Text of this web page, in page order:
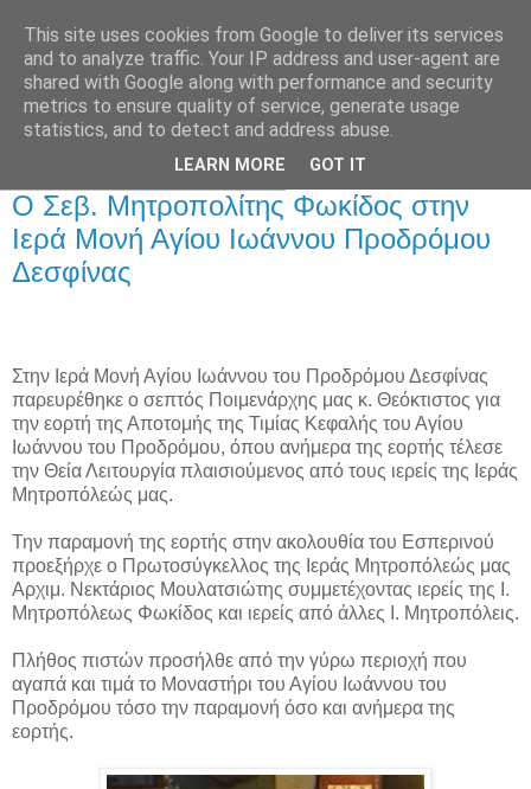
Αρχική Σελίδα
Ο Σεβ. Μητροπολίτης Φωκίδος στην
Ιερά Μονή Αγίου Ιωάννου Προδρόμου
Δεσφίνας
Στην Ιερά Μονή Αγίου Ιωάννου του Προδρόμου Δεσφίνας
παρευρέθηκε ο σεπτός Ποιμενάρχης μας κ. Θεόκτιστος για
την εορτή της Αποτομής της Τιμίας Κεφαλής του Αγίου
Ιωάννου του Προδρόμου, όπου ανήμερα της εορτής τέλεσε
την Θεία Λειτουργία πλαισιούμενος από τους ιερείς της Ιεράς
Μητροπόλεώς μας.
Την παραμονή της εορτής στην ακολουθία του Εσπερινού
προεξήρχε ο Πρωτοσύγκελλος της Ιεράς Μητροπόλεώς μας
Αρχιμ. Νεκτάριος Μουλατσιώτης συμμετέχοντας ιερείς της Ι.
Μητροπόλεως Φωκίδος και ιερείς από άλλες Ι. Μητροπόλεις.
Πλήθος πιστών προσήλθε από την γύρω περιοχή που
αγαπά και τιμά το Μοναστήρι του Αγίου Ιωάννου του
Προδρόμου τόσο την παραμονή όσο και ανήμερα της
εορτής.
This site uses cookies from Google to deliver its services
and to analyze traffic. Your IP address and user-agent are
shared with Google along with performance and security
metrics to ensure quality of service, generate usage
statistics, and to detect and address abuse.
LEARN MORE GOT IT